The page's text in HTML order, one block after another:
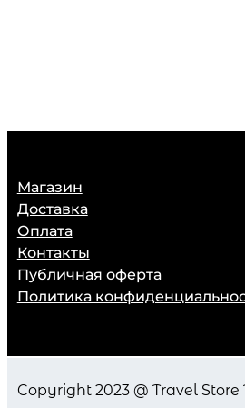
Магазин
Доставка
Оплата
Контакты
Публичная оферта
Политика
Copyright 2023 @ Travel Store